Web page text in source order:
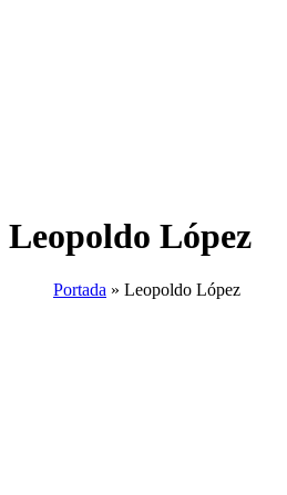
Leopoldo López
Portada » Leopoldo López